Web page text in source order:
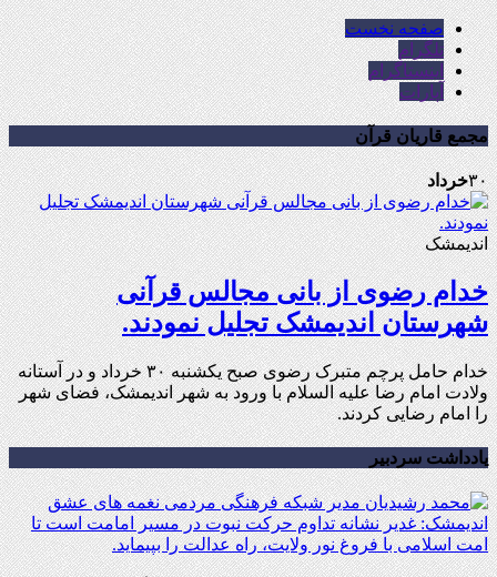
صفحه نخست
تلگرام
اینستاگرام
آپارات
مجمع قاریان قرآن
۳۰خرداد
اندیمشک
خدام رضوی از بانی مجالس قرآنی
شهرستان اندیمشک تجلیل نمودند.
خدام حامل پرچم متبرک رضوی صبح یکشنبه ۳۰ خرداد و در آستانه
ولادت امام رضا علیه السلام با ورود به شهر اندیمشک، فضای شهر
را امام رضایی کردند.
یادداشت سردبیر